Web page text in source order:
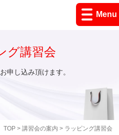
Menu
TOP> 講習会の案内 > ラッピング講習会
グ講習会
申し込み頂けます。